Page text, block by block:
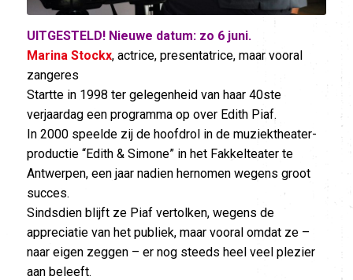
UITGESTELD! Nieuwe datum: zo 6 juni.
Marina Stockx, actrice, presentatrice, maar vooral
zangeres​
Startte in 1998 ter gelegenheid van haar 40ste
verjaardag een programma op over Edith Piaf.
In 2000 speelde zij de hoofdrol in de muziektheater-
productie “Edith & Simone” in het Fakkelteater te
Antwerpen, een jaar nadien hernomen wegens groot
succes.
Sindsdien blijft ze Piaf vertolken, wegens de
appreciatie van het publiek, maar vooral omdat ze –
naar eigen zeggen – er nog steeds heel veel plezier
aan beleeft.